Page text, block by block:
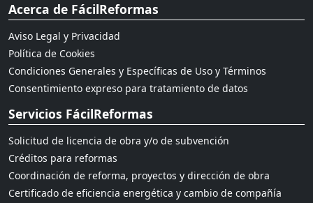
Acerca de FácilReformas
Aviso Legal y Privacidad
Política de Cookies
Condiciones Generales y Específicas de Uso y Términos
Consentimiento expreso para tratamiento de datos
Servicios FácilReformas
Solicitud de licencia de obra y/o de subvención
Créditos para reformas
Coordinación de reforma, proyectos y dirección de obra
Certificado de eficiencia energética y cambio de compañía